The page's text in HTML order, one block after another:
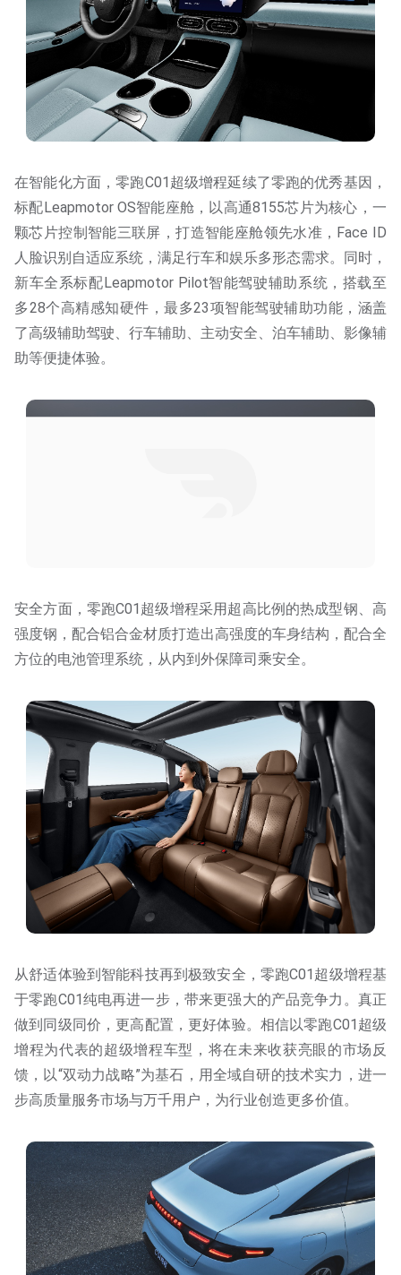
在智能化方面，零跑C01超级增程延续了零跑的优秀基因，
标配Leapmotor OS智能座舱，以高通8155芯片为核心，一
颗芯片控制智能三联屏，打造智能座舱领先水准，Face ID
人脸识别自适应系统，满足行车和娱乐多形态需求。同时，
新车全系标配Leapmotor Pilot智能驾驶辅助系统，搭载至
多28个高精感知硬件，最多23项智能驾驶辅助功能，涵盖
了高级辅助驾驶、行车辅助、主动安全、泊车辅助、影像辅
助等便捷体验。
安全方面，零跑C01超级增程采用超高比例的热成型钢、高
强度钢，配合铝合金材质打造出高强度的车身结构，配合全
方位的电池管理系统，从内到外保障司乘安全。
从舒适体验到智能科技再到极致安全，零跑C01超级增程基
于零跑C01纯电再进一步，带来更强大的产品竞争力。真正
做到同级同价，更高配置，更好体验。相信以零跑C01超级
增程为代表的超级增程车型，将在未来收获亮眼的市场反
馈，以“双动力战略”为基石，用全域自研的技术实力，进一
步高质量服务市场与万千用户，为行业创造更多价值。